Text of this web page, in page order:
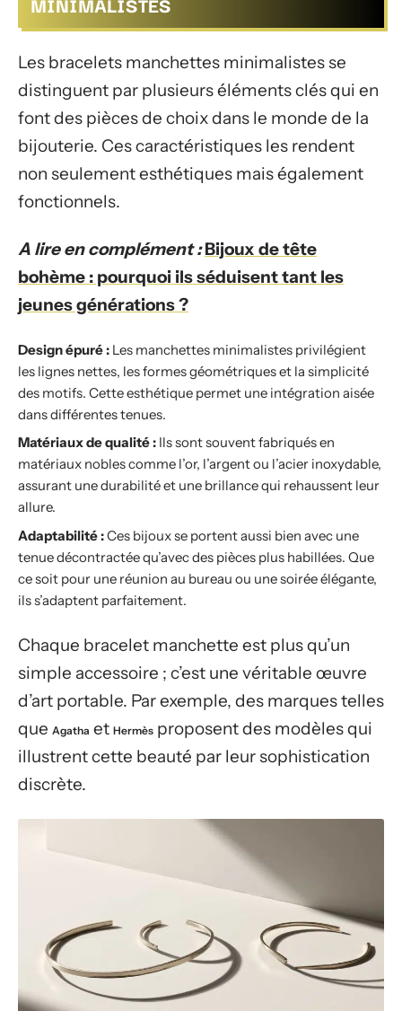
Les bracelets manchettes minimalistes se
distinguent par plusieurs éléments clés qui en
font des pièces de choix dans le monde de la
bijouterie. Ces caractéristiques les rendent
non seulement esthétiques mais également
fonctionnels.
A lire en complément : Bijoux de tête
bohème : pourquoi ils séduisent tant les
jeunes générations ?
Design épuré : Les manchettes minimalistes privilégient
les lignes nettes, les formes géométriques et la simplicité
des motifs. Cette esthétique permet une intégration aisée
dans différentes tenues.
Matériaux de qualité : Ils sont souvent fabriqués en
matériaux nobles comme l’or, l’argent ou l’acier inoxydable,
assurant une durabilité et une brillance qui rehaussent leur
allure.
Adaptabilité :Ces bijoux se portent aussi bien avec une
tenue décontractée qu’avec des pièces plus habillées. Que
ce soit pour une réunion au bureau ou une soirée élégante,
ils s’adaptent parfaitement.
Chaque bracelet manchette est plus qu’un
simple accessoire ; c’est une véritable œuvre
d’art portable. Par exemple, des marques telles
que Agatha et Hermès proposent des modèles qui
illustrent cette beauté par leur sophistication
discrète.